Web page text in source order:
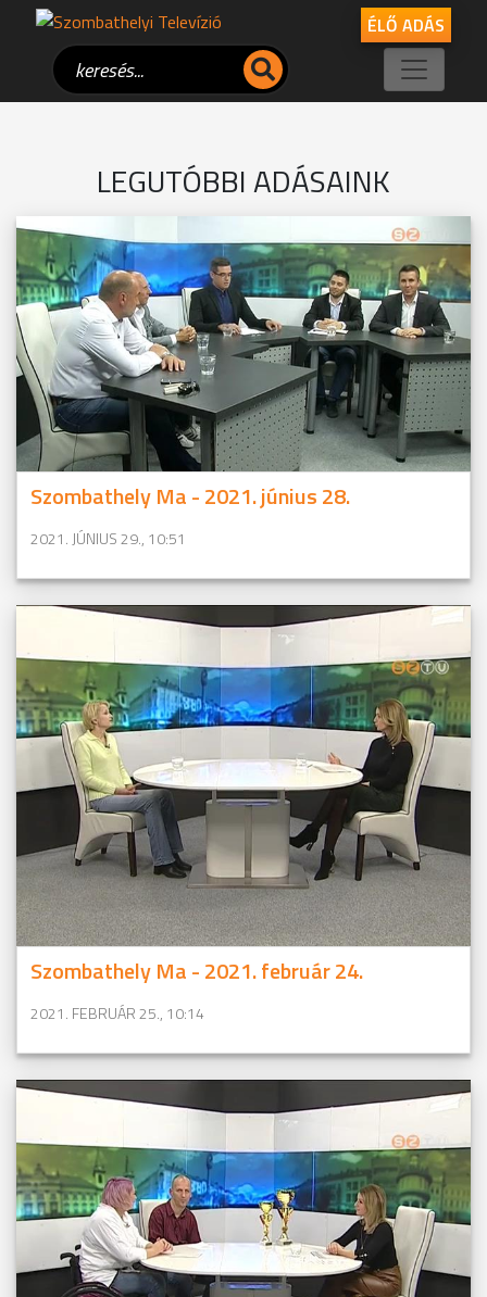
ÉLŐ ADÁS
LEGUTÓBBI ADÁSAINK
Szombathely Ma - 2021. június 28.
2021. JÚNIUS 29., 10:51
Szombathely Ma - 2021. február 24.
2021. FEBRUÁR 25., 10:14